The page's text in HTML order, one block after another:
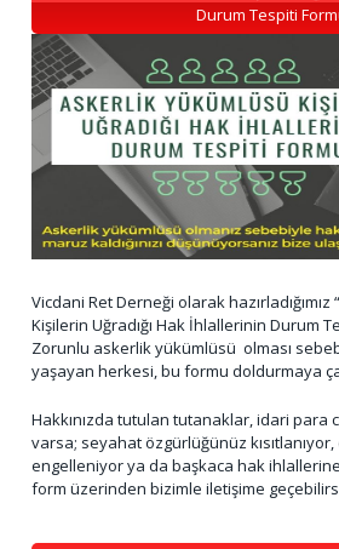
Durum Tespiti
Vicdani Ret Derneği olarak
Kişilerin Uğradığı Hak İhlallerinin Durum
Zorunlu askerlik yükümlüsü olması
yaşayan herkesi, bu formu doldurmaya
Hakkınızda tutulan tutanaklar, idari para
varsa; seyahat özgürlüğünüz kısıtlanıyor,
engelleniyor ya da başkaca hak
form üzerinden bizimle iletişime